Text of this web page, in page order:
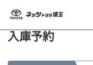
入庫予約